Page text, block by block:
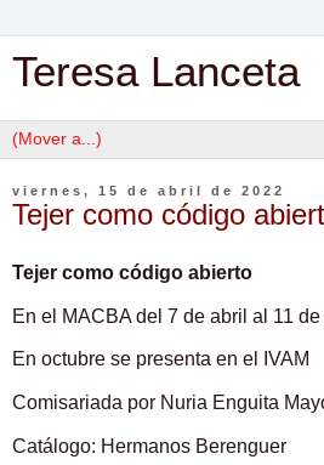
Teresa Lanceta
viernes, 15 de abril de 2022
Tejer como código
Tejer como código abierto
En el MACBA del 7 de abril al 11
En octubre se presenta en el IVAM
Comisariada por Nuria Enguita
Catálogo: Hermanos Berenguer